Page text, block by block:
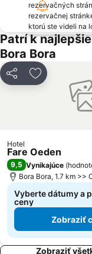
rezervačných
rezervačnej
ktorú ste videli na
Patrí k
Bora Bora
ZdieľaťPridať do
Hotel
Fare Oeden
9,5 Vynikajúce (
Bora Bora, 1.7 km >>
Vyberte dátumy a
ceny
Zobraziť
Zobraziť